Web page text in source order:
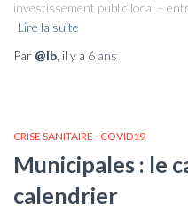
investissement public local –
Lire la suite
Par @lb , il y a 6 ans
CRISE SANITAIRE - COVID19
Municipales : le
calendrier